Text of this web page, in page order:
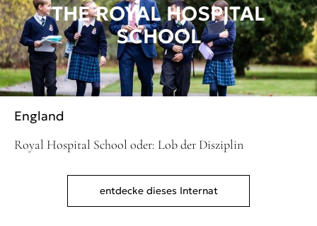
THE ROYAL HOSPITAL
SCHOOL
England
Royal Hospital School oder: Lob der Disziplin
entdecke dieses Internat